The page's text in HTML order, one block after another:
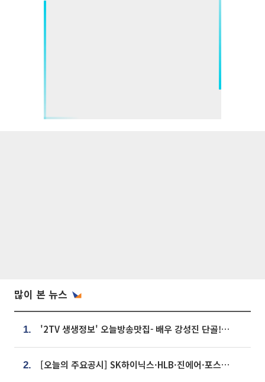
많이 본 뉴스
1. '2TV 생생정보' 오늘방송맛집- 배우 강성진 단골! 쌀국수ㆍ푸팟퐁 커리 맛집 '블○○○'
2. [오늘의 주요공시] SK하이닉스·HLB·진에어·포스코홀딩스·네이버·대우건설 등